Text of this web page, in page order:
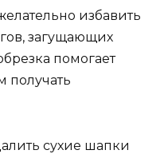
избавить
загущающих
помогает
получать
сухие шапки